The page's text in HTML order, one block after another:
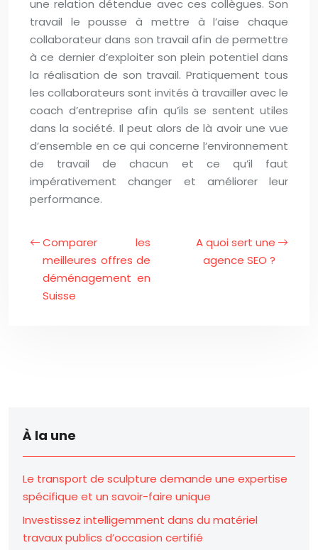
une relation détendue avec ces collègues. Son
travail le pousse à mettre à l’aise chaque
collaborateur dans son travail afin de permettre
à ce dernier d’exploiter son plein potentiel dans
la réalisation de son travail. Pratiquement tous
les collaborateurs sont invités à travailler avec le
coach d’entreprise afin qu’ils se sentent utiles
dans la société. Il peut alors de là avoir une vue
d’ensemble en ce qui concerne l’environnement
de travail de chacun et ce qu’il faut
impérativement changer et améliorer leur
performance.
Comparer les
meilleures offres de
déménagement en
Suisse
A quoi sert une
agence SEO ?
À la une
Le transport de sculpture demande une expertise
spécifique et un savoir-faire unique
Investissez intelligemment dans du matériel
travaux publics d’occasion certifié